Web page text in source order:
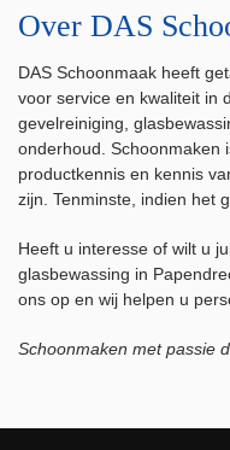
Over DAS
DAS Schoonmaak heeft
voor service en kwaliteit in
gevelreiniging,
onderhoud. Schoonmaken
productkennis en kennis
zijn. Tenminste, indien het
Heeft u interesse of wilt u
glasbewassing in
ons op en wij helpen u
Schoonmaken met passie